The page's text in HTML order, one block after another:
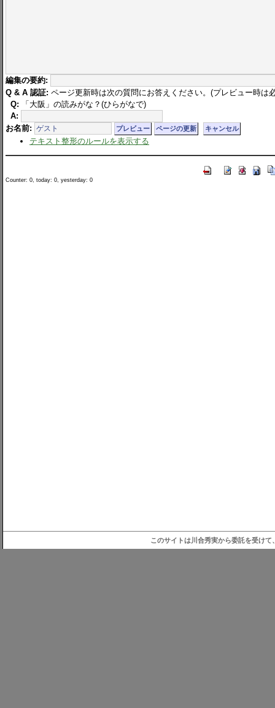
編集の要約:
Q & A 認証: ページ更新時は次の質問にお答えください。(プレビュー時は
Q: 「大阪」の読みがな？(ひらがなで)
A:
お名前:
テキスト整形のルールを表示する
Counter: 0, today: 0, yesterday: 0
このサイトは川合秀実から委託を受け